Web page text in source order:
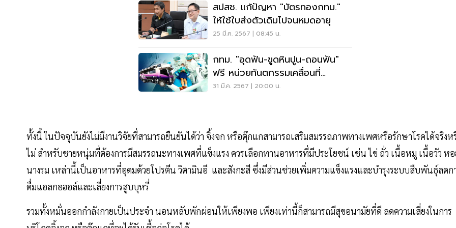
สปสช. แก้ปัญหา "บัตรทองกทม."
ให้ใช้ใบส่งตัวเดิมไปจนหมดอายุ
25 มี.ค. 2567 | 08:45 น.
กทม. "อุดฟัน-ขูดหินปูน-ถอนฟัน"
ฟรี หน่วยทันตกรรมเคลื่อนที่
เม.ย.67
31 มี.ค. 2567 | 20:00 น.
ทั้งนี้ ในปัจจุบันยังไม่มีงานวิจัยที่สามารถยืนยันได้ว่า จิ้งจก หรือตุ๊กแกสามารถเสริมสมรรถภาพทางเพศหรือรักษาโรคได้จริงห
ไม่ สำหรับชายหนุ่มที่ต้องการมีสมรรถนะทางเพศที่แข็งแรง ควรเลือกทานอาหารที่มีประโยชน์ เช่น ไข่ ถั่ว เนื้อหมู เนื้อวัว ห
นางรม เหล่านี้เป็นอาหารที่อุดมด้วยโปรตีน วิตามินอี และสังกะสี ซึ่งมีส่วนช่วยเพิ่มความแข็งแรงและบำรุงระบบสืบพันธุ์ลดก
ดื่มแอลกอฮอล์และเลี่ยงการสูบบุหรี่
รวมทั้งหมั่นออกกำลังกายเป็นประจำ นอนหลับพักผ่อนให้เพียงพอ เพียงเท่านี้ก็สามารถมีสุขอนามัยที่ดี ลดความเสี่ยงในการ